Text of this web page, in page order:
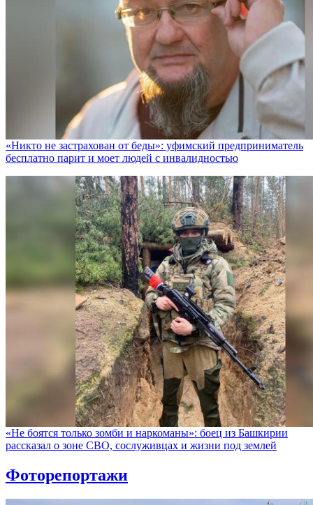
«Никто не заcтрахован от беды»: уфимский предприниматель
бесплатно парит и моет людей с инвалидностью
«Не боятся только зомби и наркоманы»: боец из Башкирии
рассказал о зоне СВО, сослуживцах и жизни под землей
Фоторепортажи